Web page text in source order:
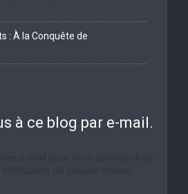
: À la Conquête de
à ce blog par e-mail.